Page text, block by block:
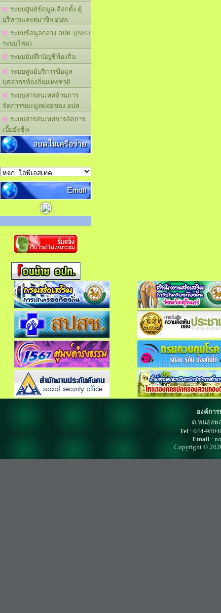
ระบบศูนย์ข้อมูลเลือกตั้ง ผู้
บริหารและสมาชิก อปท.
ระบบข้อมูลกลาง อปท. (INFO
ระบบใหม่)
ระบบบันทึกบัญชีท้องถิ่น
ระบบศูนย์บริการข้อมูล
บุคลากรท้องถิ่นแห่งชาติ
ระบบสารสนเทศด้านการ
จัดการขยะมูลฝอยของ อปท.
ระบบสารสนเทศการจัดการ
เบี้ยยังชีพ
อบต.ในเครือข่าย
Email
องค์กา
ต.หนองพ
Tel: 044-
Email :
Copyright ©